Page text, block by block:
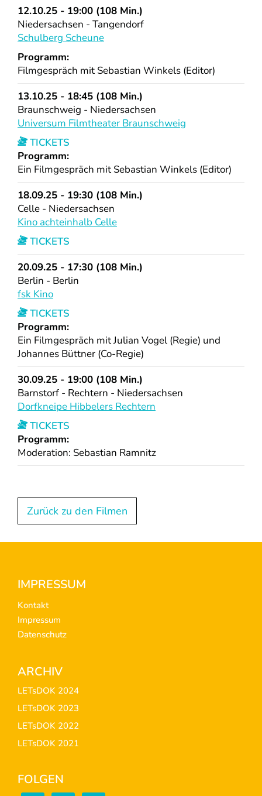
12.10.25 - 19:00 (108 Min.)
Niedersachsen - Tangendorf
Schulberg Scheune
Programm:
Filmgespräch mit Sebastian Winkels (Editor)
13.10.25 - 18:45 (108 Min.)
Braunschweig - Niedersachsen
Universum Filmtheater Braunschweig
TICKETS
Programm:
Ein Filmgespräch mit Sebastian Winkels (Editor)
18.09.25 - 19:30 (108 Min.)
Celle - Niedersachsen
Kino achteinhalb Celle
TICKETS
20.09.25 - 17:30 (108 Min.)
Berlin - Berlin
fsk Kino
TICKETS
Programm:
Ein Filmgespräch mit Julian Vogel (Regie) und
Johannes Büttner (Co-Regie)
30.09.25 - 19:00 (108 Min.)
Barnstorf - Rechtern - Niedersachsen
Dorfkneipe Hibbelers Rechtern
TICKETS
Programm:
Moderation: Sebastian Ramnitz
Zurück zu den Filmen
Footer
IMPRESSUM
Kontakt
Impressum
Datenschutz
ARCHIV
LETsDOK 2024
LETsDOK 2023
LETsDOK 2022
LETsDOK 2021
FOLGEN